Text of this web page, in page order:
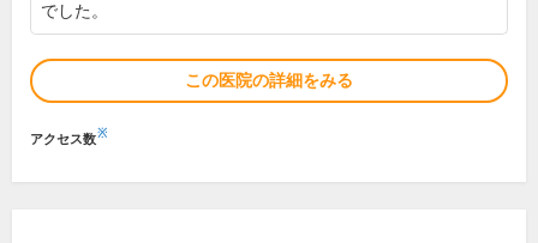
でした。
この医院の詳細をみる
アクセス数※